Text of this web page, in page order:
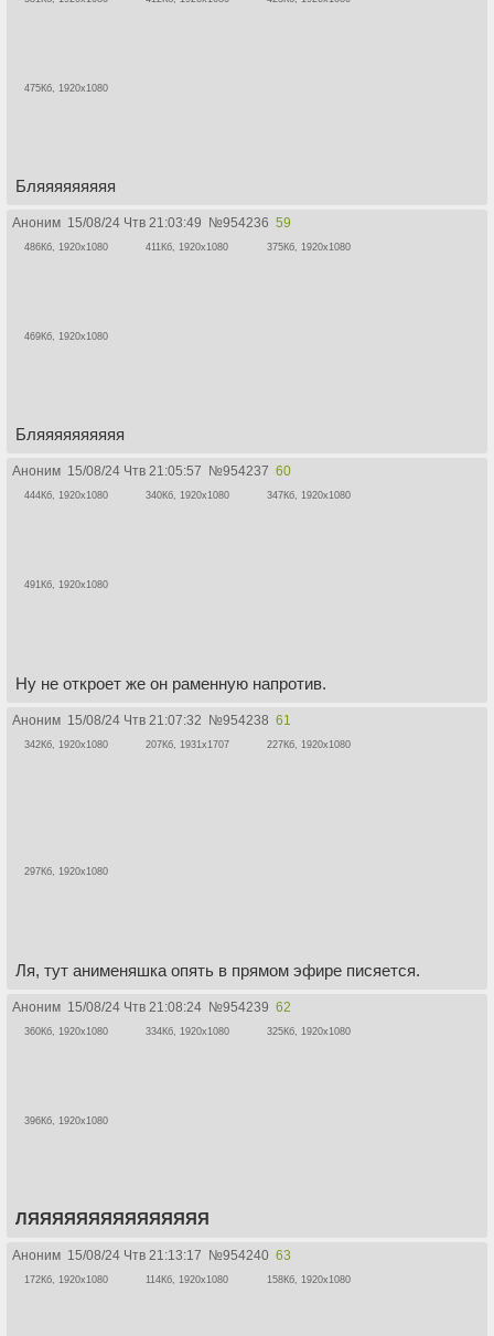
475Кб, 1920x1080
Бляяяяяяяяя
Аноним 15/08/24 Чтв 21:03:49 №954236 59
486Кб, 1920x1080 411Кб, 1920x1080 375Кб, 1920x1080
469Кб, 1920x1080
Бляяяяяяяяяя
Аноним 15/08/24 Чтв 21:05:57 №954237 60
444Кб, 1920x1080 340Кб, 1920x1080 347Кб, 1920x1080
491Кб, 1920x1080
Ну не откроет же он раменную напротив.
Аноним 15/08/24 Чтв 21:07:32 №954238 61
342Кб, 1920x1080 207Кб, 1931x1707 227Кб, 1920x1080
297Кб, 1920x1080
Ля, тут анименяшка опять в прямом эфире писяется.
Аноним 15/08/24 Чтв 21:08:24 №954239 62
360Кб, 1920x1080 334Кб, 1920x1080 325Кб, 1920x1080
396Кб, 1920x1080
ЛЯЯЯЯЯЯЯЯЯЯЯЯЯЯЯ
Аноним 15/08/24 Чтв 21:13:17 №954240 63
172Кб, 1920x1080 114Кб, 1920x1080 158Кб, 1920x1080